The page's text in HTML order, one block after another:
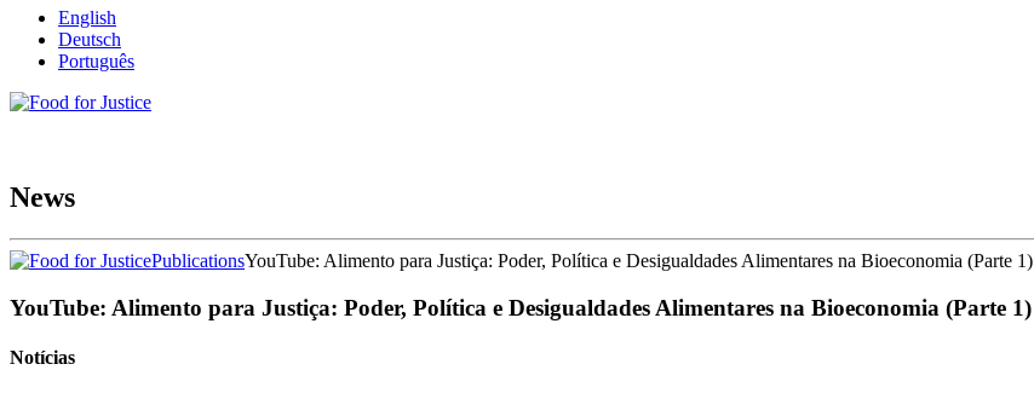
English
Deutsch
Português
News
PublicationsYouTube: Alimento para Justiça: Poder, Política e Desigualdades Alimentares na Bioeconomia (Parte 1)
YouTube: Alimento para Justiça: Poder, Política e Desigualdades Alimentares na Bioeconomia (Parte 1)
Notícias